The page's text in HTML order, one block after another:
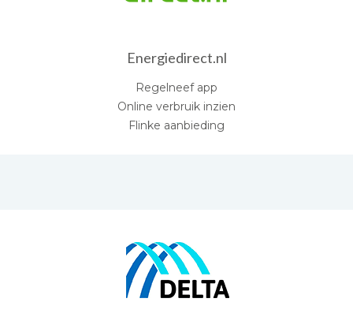
Energiedirect.nl
Regelneef app
Online verbruik inzien
Flinke aanbieding